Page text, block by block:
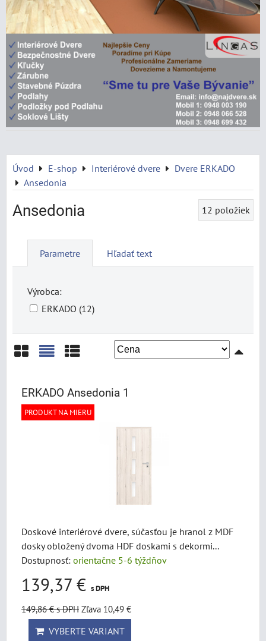
Úvod E-shop Interiérové dvere
Dvere ERKADO
Ansedonia
Ansedonia 12 položiek
Parametre Hľadať text
Výrobca:
ERKADO (12)
ERKADO Ansedonia 1
PRODUKT NA MIERU
Doskové interiérové dvere, súčasťou je hranol z MDF
dosky obložený dvoma HDF doskami s dekormi...
Dostupnosť: orientačne 5-6 týždňov
139,37 € s DPH
149,86 €s DPH Zľava 10,49 €
VYBERTE VARIANT